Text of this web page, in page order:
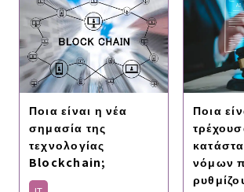
Ποια είναι η νέα
σημασία της
τεχνολογίας
Blockchain;
Ποια
νόμων